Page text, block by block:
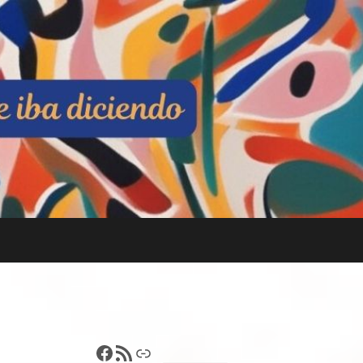
Francisco Pérez
Feed RSSEnlace